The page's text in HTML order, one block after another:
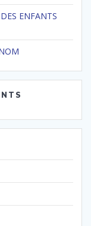
ENFANTS